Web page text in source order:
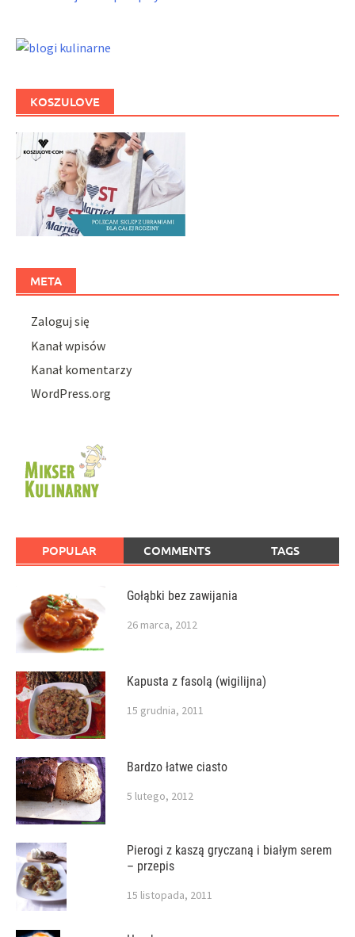
KOSZULOVE
META
Zaloguj się
Kanał wpisów
Kanał komentarzy
WordPress.org
POPULAR COMMENTS TAGS
Gołąbki bez zawijania
26 marca, 2012
Kapusta z fasolą (wigilijna)
15 grudnia, 2011
Bardzo łatwe ciasto
5 lutego, 2012
Pierogi z kaszą gryczaną i białym serem
– przepis
15 listopada, 2011